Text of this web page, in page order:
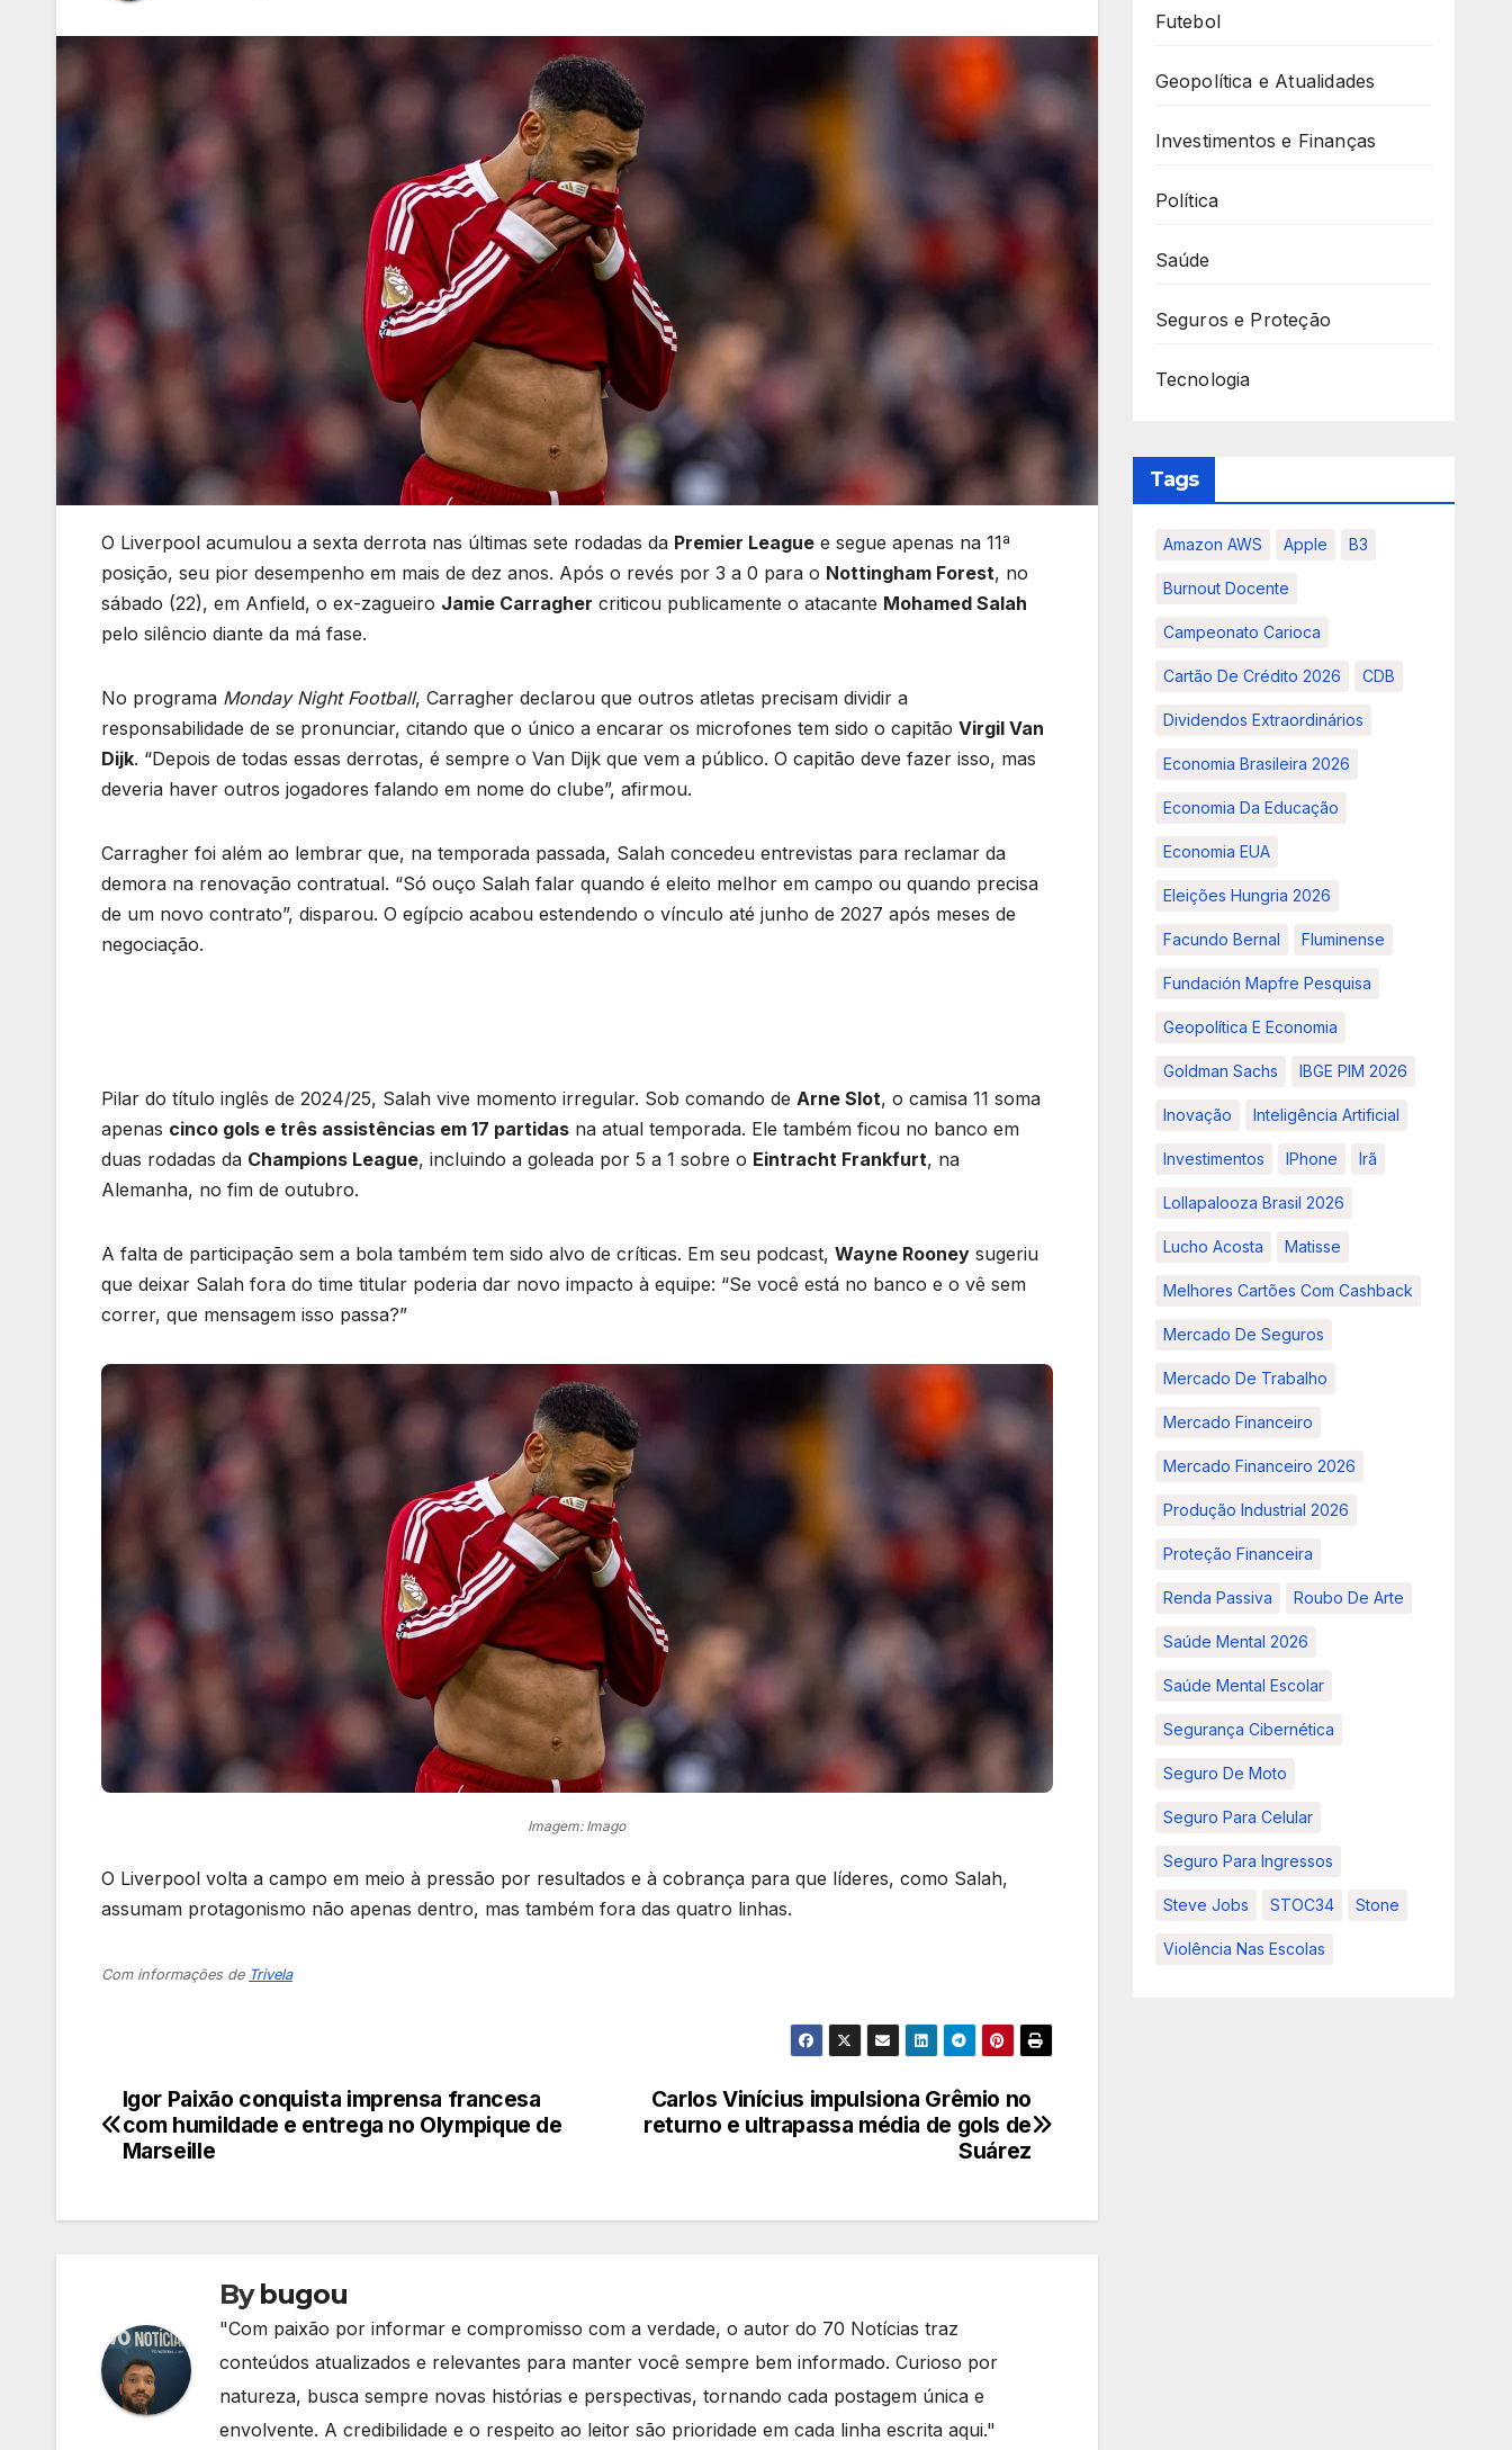
O Liverpool acumulou a sexta derrota nas últimas sete rodadas da Premier League e segue apenas na 11ª
posição, seu pior desempenho em mais de dez anos. Após o revés por 3 a 0 para o Nottingham Forest, no
sábado (22), em Anfield, o ex-zagueiro Jamie Carragher criticou publicamente o atacante Mohamed Salah
pelo silêncio diante da má fase.
No programa Monday Night Football, Carragher declarou que outros atletas precisam dividir a
responsabilidade de se pronunciar, citando que o único a encarar os microfones tem sido o capitão Virgil Van
Dijk. “Depois de todas essas derrotas, é sempre o Van Dijk que vem a público. O capitão deve fazer isso, mas
deveria haver outros jogadores falando em nome do clube”, afirmou.
Carragher foi além ao lembrar que, na temporada passada, Salah concedeu entrevistas para reclamar da
demora na renovação contratual. “Só ouço Salah falar quando é eleito melhor em campo ou quando precisa
de um novo contrato”, disparou. O egípcio acabou estendendo o vínculo até junho de 2027 após meses de
negociação.
Pilar do título inglês de 2024/25, Salah vive momento irregular. Sob comando de Arne Slot, o camisa 11 soma
apenas cinco gols e três assistências em 17 partidas na atual temporada. Ele também ficou no banco em
duas rodadas da Champions League, incluindo a goleada por 5 a 1 sobre o Eintracht Frankfurt, na
Alemanha, no fim de outubro.
A falta de participação sem a bola também tem sido alvo de críticas. Em seu podcast, Wayne Rooney sugeriu
que deixar Salah fora do time titular poderia dar novo impacto à equipe: “Se você está no banco e o vê sem
correr, que mensagem isso passa?”
Imagem: Imago
O Liverpool volta a campo em meio à pressão por resultados e à cobrança para que líderes, como Salah,
assumam protagonismo não apenas dentro, mas também fora das quatro linhas.
Com informações de Trivela
Navegação
de
Carlos Vinícius impulsiona Grêmio no
returno e ultrapassa média de gols de
Suárez
Igor Paixão conquista imprensa francesa
com humildade e entrega no Olympique de
Marseille
Bybugou
"Com paixão por informar e compromisso com a verdade, o autor do 70 Notícias traz
conteúdos atualizados e relevantes para manter você sempre bem informado. Curioso por
natureza, busca sempre novas histórias e perspectivas, tornando cada postagem única e
envolvente. A credibilidade e o respeito ao leitor são prioridade em cada linha escrita aqui."
Futebol
Geopolítica e Atualidades
Investimentos e Finanças
Política
Saúde
Seguros e Proteção
Tecnologia
Tags
Amazon AWS Apple B3
Burnout Docente
Campeonato Carioca
Cartão De Crédito 2026 CDB
Dividendos Extraordinários
Economia Brasileira 2026
Economia Da Educação
Economia EUA
Eleições Hungria 2026
Facundo Bernal Fluminense
Fundación Mapfre Pesquisa
Geopolítica E Economia
Goldman Sachs IBGE PIM 2026
Inovação Inteligência Artificial
Investimentos IPhone Irã
Lollapalooza Brasil 2026
Lucho Acosta Matisse
Melhores Cartões Com Cashback
Mercado De Seguros
Mercado De Trabalho
Mercado Financeiro
Mercado Financeiro 2026
Produção Industrial 2026
Proteção Financeira
Renda Passiva Roubo De Arte
Saúde Mental 2026
Saúde Mental Escolar
Segurança Cibernética
Seguro De Moto
Seguro Para Celular
Seguro Para Ingressos
Steve Jobs STOC34 Stone
Violência Nas Escolas